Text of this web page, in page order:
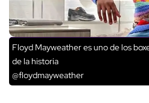
Floyd Mayweather es uno de los
de la historia
@floydmayweather